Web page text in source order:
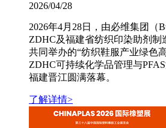
2026/04/28
2026年4月28日，由必维集团（
ZDHC及福建省纺织印染助剂制
共同举办的“纺织鞋服产业绿色
ZDHC可持续化学品管理与
福建晋江圆满落幕。
了解详情>